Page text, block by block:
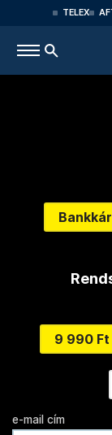
TELEX
9 990 Ft
e-mail cím